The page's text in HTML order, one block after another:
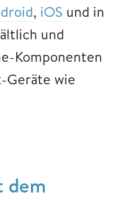
, iOS und in
und
Komponenten
Geräte wie
dem